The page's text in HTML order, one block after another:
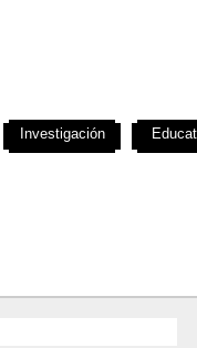
Investigación